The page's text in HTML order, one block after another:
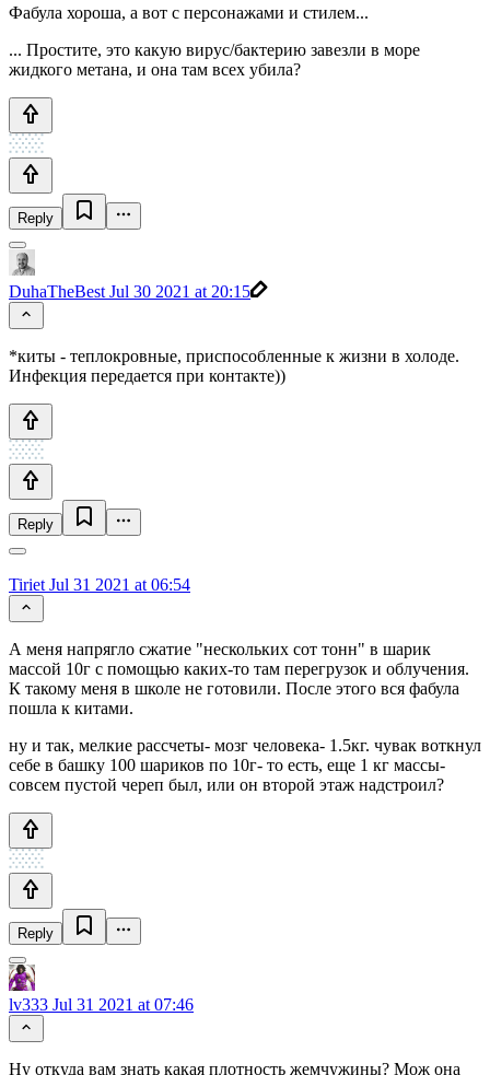
Фабула хороша, а вот с персонажами и стилем...
... Простите, это какую вирус/бактерию завезли в море
жидкого метана, и она там всех убила?
Reply
DuhaTheBest Jul 30 2021 at 20:15
*киты - теплокровные, приспособленные к жизни в холоде.
Инфекция передается при контакте))
Reply
Tiriet Jul 31 2021 at 06:54
А меня напрягло сжатие "нескольких сот тонн" в шарик
массой 10г с помощью каких-то там перегрузок и облучения.
К такому меня в школе не готовили. После этого вся фабула
пошла к китами.
ну и так, мелкие рассчеты- мозг человека- 1.5кг. чувак воткнул
себе в башку 100 шариков по 10г- то есть, еще 1 кг массы-
совсем пустой череп был, или он второй этаж надстроил?
Reply
lv333 Jul 31 2021 at 07:46
Ну откуда вам знать какая плотность жемчужины? Мож она